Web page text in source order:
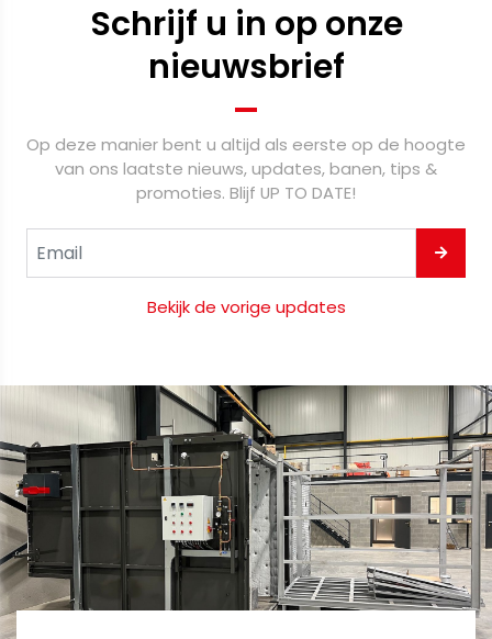
Schrijf u in op onze
nieuwsbrief
Op deze manier bent u altijd als eerste op de hoogte
van ons laatste nieuws, updates, banen, tips &
promoties. Blijf UP TO DATE!
Bekijk de vorige updates